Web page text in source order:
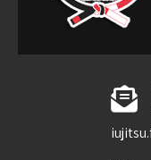
Alliance